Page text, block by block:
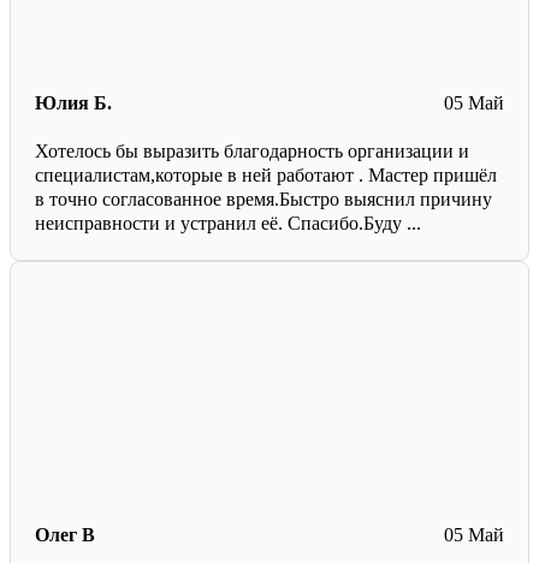
05 Май
Юлия Б.
Хотелось бы выразить благодарность организации и
специалистам,которые в ней работают . Мастер пришёл
в точно согласованное время.Быстро выяснил причину
неисправности и устранил её. Спасибо.Буду ...
05 Май
Олег В